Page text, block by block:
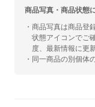
商品写真・商品状態
・商品写真は商品登
状態アイコンでご
度、最新情報に更
・同一商品の別個体